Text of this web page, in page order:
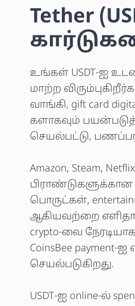
Tether
உங்கள் USDT-ஐ
மாற்ற
வாங்கி, gift card
களாகவும்
செயல்பட்டு,
Amazon, Steam,
பிராண்டுகளுக்கான
பொருட்கள்,
ஆகியவற்றை
crypto-வை
CoinsBee
செயல்படுகிறது.
USDT-ஐ online-ல்